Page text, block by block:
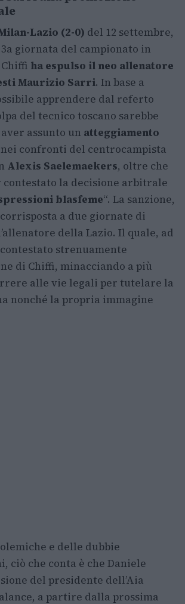
Lazio (2-0) del 12 settembre,
giornata del campionato in
ha espulso il neo allenatore
Maurizio Sarri. In base a
apprendere dal referto
del tecnico toscano sarebbe
assunto un atteggiamento
nei confronti del centrocampista
Alexis Saelemaekers, oltre che
contestato la decisione arbitrale
blasfeme“. La sanzione,
a due giornate di
della Lazio. Il quale, ad
strenuamente
di Chiffi, minacciando a più
alle vie legali per tutelare la
nonché la propria immagine
e delle dubbie
ciò che conta è che Daniele
del presidente dell’Aia
a partire dalla prossima